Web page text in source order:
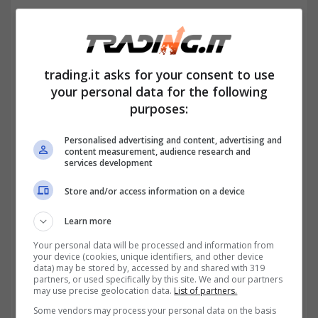
chiavi private non è abbastanza robusto,è
come se tutte le persone usassero
loro casseforti digitali. Il risultato? Piuttosto
Aprire un wallet: la sicurezza
delle cripto è il tassello più
importante
trading.it asks for your consent to use
your personal data for the following
purposes:
Personalised advertising and content, advertising and
content measurement, audience research and
services development
Store and/or access information on a device
Learn more
Your personal data will be processed and information from
your device (cookies, unique identifiers, and other device
data) may be stored by, accessed by and shared with 319
partners, or used specifically by this site. We and our partners
may use precise geolocation data. List of partners.
Some vendors may process your personal data on the basis